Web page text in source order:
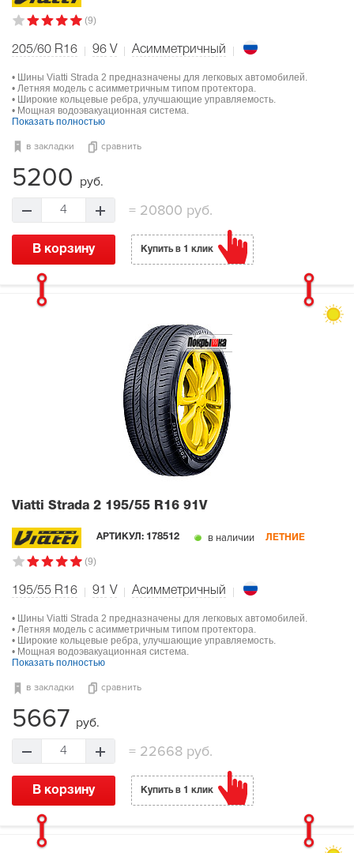
(9)
205/60 R16 96 V Асимметричный
• Шины Viatti Strada 2 предназначены для легковых автомобилей.
• Летняя модель с асимметричным типом протектора.
• Широкие кольцевые ребра, улучшающие управляемость.
• Мощная водоэвакуационная система.
Показать полностью
в закладки сравнить
5200 руб.
4 =20800 руб.
В корзину Купить в 1 клик
Viatti Strada 2 195/55 R16 91V
АРТИКУЛ: 178512 в наличии ЛЕТНИЕ
(9)
195/55 R16 91 V Асимметричный
• Шины Viatti Strada 2 предназначены для легковых автомобилей.
• Летняя модель с асимметричным типом протектора.
• Широкие кольцевые ребра, улучшающие управляемость.
• Мощная водоэвакуационная система.
Показать полностью
в закладки сравнить
5667 руб.
4 =22668 руб.
В корзину Купить в 1 клик